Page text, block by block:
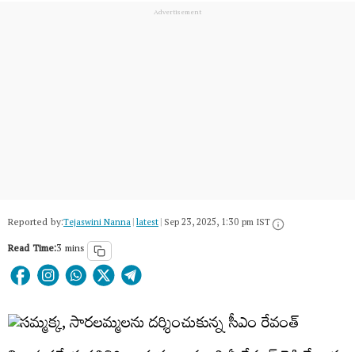
Reported by:Tejaswini Nanna|latest|Sep 23, 2025, 1:30 pm IST
Read Time:3 mins